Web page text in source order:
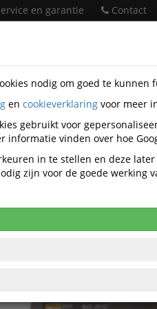
en garantie Contact
Veiligheidsartikelen
Hunter
OU9634-RLK-
Hunter
nodig om goed te
en cookieverklaring voor meer
gebruikt voor
informatie vinden over hoe
in te stellen en deze
zijn voor de goede werking